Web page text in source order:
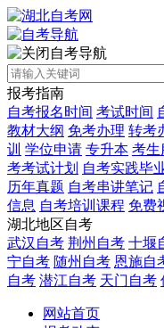
自考导航
报考指南
自考报名时间 考试时间
教材大纲 免考办理 转考
训 学位申请 专升本 考生
考考试计划 自考实践毕
历年真题 自考串讲笔记
信息 自考培训课程 免费
湖北地区自考
武汉自考 荆州自考 十堰
宁自考 随州自考 恩施自
自考 潜江自考 天门自考
网站首页